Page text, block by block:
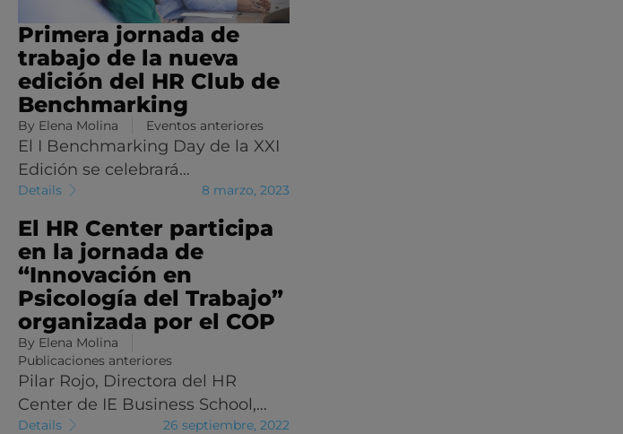
Primera jornada de
trabajo de la nueva
edición del HR Club de
Benchmarking
By Elena Molina Eventos anteriores
El I Benchmarking Day de la XXI
Edición se celebrará…
Details 8 marzo, 2023
El HR Center participa
en la jornada de
“Innovación en
Psicología del Trabajo”
organizada por el COP
By Elena Molina
Publicaciones anteriores
Pilar Rojo, Directora del HR
Center de IE Business School,…
Details 26 septiembre, 2022